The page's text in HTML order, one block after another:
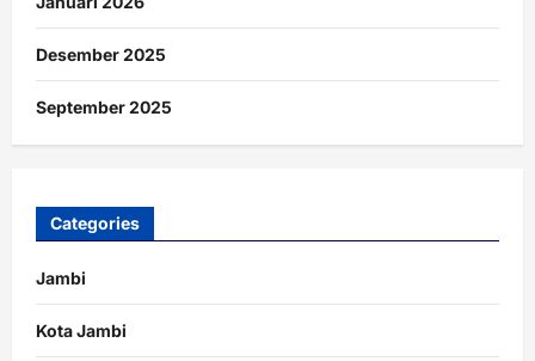
Desember 2025
September 2025
Categories
Jambi
Kota Jambi